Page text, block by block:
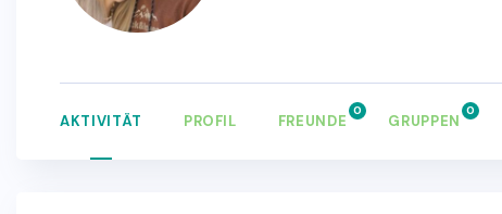
AKTIVITÄT PROFIL FREUNDE
0
GRUPPEN
0